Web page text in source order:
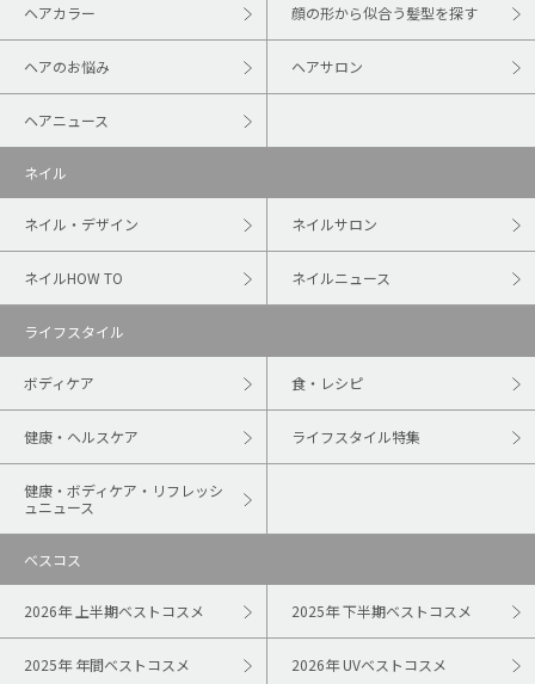
ヘアカラー 顔の形から似合う髪型を探す
ヘアのお悩み ヘアサロン
ヘアニュース
ネイル
ネイル・デザイン ネイルサロン
ネイルHOW TO ネイルニュース
ライフスタイル
ボディケア 食・レシピ
健康・ヘルスケア ライフスタイル特集
健康・ボディケア・リフレッシ
ュニュース
ベスコス
2026年 上半期ベストコスメ 2025年 下半期ベストコスメ
2025年 年間ベストコスメ 2026年 UVベストコスメ